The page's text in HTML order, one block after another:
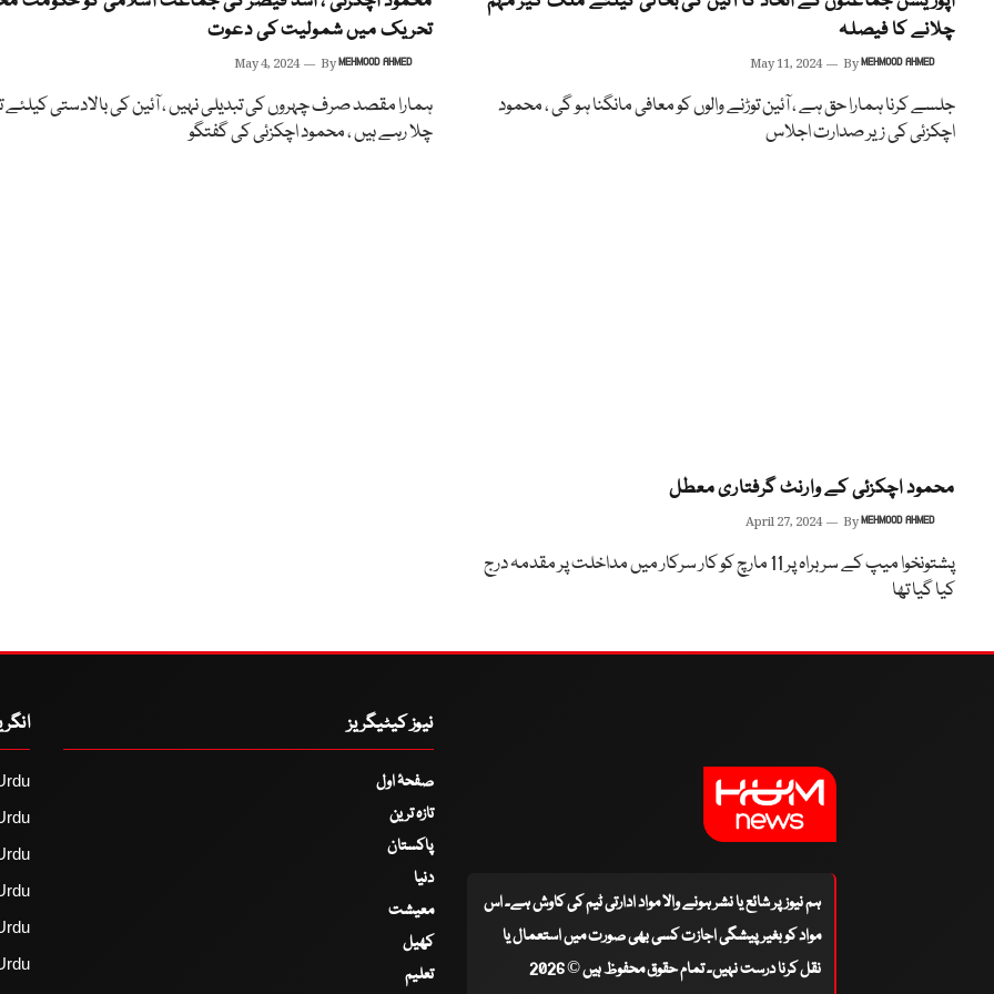
چلانے کا فیصلہ
May 11, 2024 ByMEHMOOD AHMED
جلسے کرنا ہمارا حق ہے ، آئین توڑنے والوں کو معافی مانگنا ہو گی ، محمود
اچکزئی کی زیر صدارت اجلاس
تحریک میں شمولیت کی دعوت
May 4, 2024 ByMEHMOOD AHMED
ہمارا مقصد صرف چہروں کی تبدیلی نہیں ، آئین کی بالادستی
چلا رہے ہیں ، محمود اچکزئی کی گفتگو
محمود اچکزئی کے وارنٹ گرفتاری معطل
April 27, 2024 ByMEHMOOD AHMED
پشتونخوا میپ کے سربراہ پر 11 مارچ کو کار سرکار میں مداخلت پر مقدمہ درج
کیا گیا تھا
ہم نیوز پر شائع یا نشر ہونے والا مواد ادارتی ٹیم کی کاوش ہے۔ اس
مواد کو بغیر پیشگی اجازت کسی بھی صورت میں استعمال یا
نقل کرنا درست نہیں۔ تمام حقوق محفوظ ہیں © 2026
نیوز کیٹیگریز
صفحۂ اول
تازہ ترین
پاکستان
دنیا
معیشت
کھیل
تعلیم